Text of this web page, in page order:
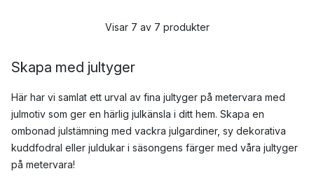
Visar 7 av 7 produkter
Skapa med jultyger
Här har vi samlat ett urval av fina jultyger på metervara med
julmotiv som ger en härlig julkänsla i ditt hem. Skapa en
ombonad julstämning med vackra julgardiner, sy dekorativa
kuddfodral eller juldukar i säsongens färger med våra jultyger
på metervara!